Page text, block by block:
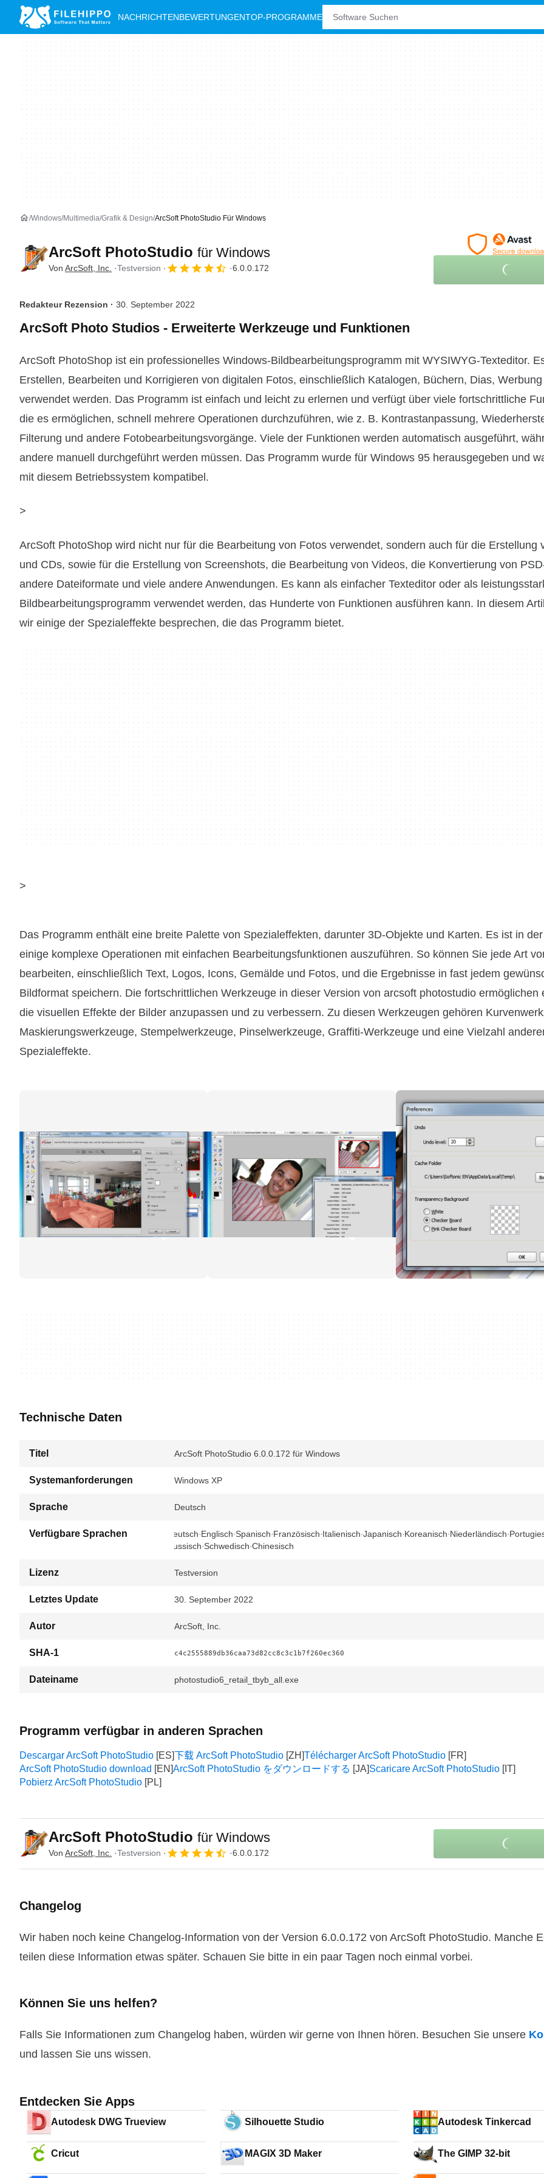
NACHRICHTENBEWERTUNGENTOP-PROGRAMME
Windows Multimedia Grafik & Design ArcSoft PhotoStudio Für Windows
ArcSoft PhotoStudio für Windows
Von ArcSoft, Inc. Testversion 6.0.0.172
Redakteur Rezension · 30. September 2022
ArcSoft Photo Studios - Erweiterte Werkzeuge und Funktionen
ArcSoft PhotoShop ist ein professionelles Windows-Bildbearbeitungsprogramm mit WYSIWYG-Texteditor.
Erstellen, Bearbeiten und Korrigieren von digitalen Fotos, einschließlich Katalogen, Büchern, Dias,
verwendet werden. Das Programm ist einfach und leicht zu erlernen und verfügt über viele fortschrittliche
die es ermöglichen, schnell mehrere Operationen durchzuführen, wie z. B. Kontrastanpassung,
Filterung und andere Fotobearbeitungsvorgänge. Viele der Funktionen werden automatisch ausgeführt,
andere manuell durchgeführt werden müssen. Das Programm wurde für Windows 95 herausgegeben und
mit diesem Betriebssystem kompatibel.
>
ArcSoft PhotoShop wird nicht nur für die Bearbeitung von Fotos verwendet, sondern auch für die Erstellung
und CDs, sowie für die Erstellung von Screenshots, die Bearbeitung von Videos, die Konvertierung von
andere Dateiformate und viele andere Anwendungen. Es kann als einfacher Texteditor oder als
Bildbearbeitungsprogramm verwendet werden, das Hunderte von Funktionen ausführen kann. In diesem
wir einige der Spezialeffekte besprechen, die das Programm bietet.
>
Das Programm enthält eine breite Palette von Spezialeffekten, darunter 3D-Objekte und Karten. Es ist in
einige komplexe Operationen mit einfachen Bearbeitungsfunktionen auszuführen. So können Sie jede Art
bearbeiten, einschließlich Text, Logos, Icons, Gemälde und Fotos, und die Ergebnisse in fast jedem
Bildformat speichern. Die fortschrittlichen Werkzeuge in dieser Version von arcsoft photostudio ermöglichen
die visuellen Effekte der Bilder anzupassen und zu verbessern. Zu diesen Werkzeugen gehören
Maskierungswerkzeuge, Stempelwerkzeuge, Pinselwerkzeuge, Graffiti-Werkzeuge und eine Vielzahl
Spezialeffekte.
Technische Daten
Titel ArcSoft PhotoStudio 6.0.0.172 für Windows
Systemanforderungen Windows XP
Sprache Deutsch
Verfügbare Sprachen Deutsch Englisch Spanisch Französisch Italienisch Japanisch Koreanisch Niederländisch
Russisch Schwedisch Chinesisch
Lizenz Testversion
Letztes Update 30. September 2022
Autor ArcSoft, Inc.
SHA-1 c4c2555889db36caa73d82cc8c3c1b7f260ec360
Dateiname photostudio6_retail_tbyb_all.exe
Programm verfügbar in anderen Sprachen
Descargar ArcSoft PhotoStudio 下载 ArcSoft PhotoStudio
Télécharger ArcSoft PhotoStudio
ArcSoft PhotoStudio download
ArcSoft PhotoStudio をダウンロードする
Scaricare ArcSoft PhotoStudio
Pobierz ArcSoft PhotoStudio
ArcSoft PhotoStudio für Windows
Von ArcSoft, Inc. Testversion 6.0.0.172
Changelog
Wir haben noch keine Changelog-Information von der Version 6.0.0.172 von ArcSoft PhotoStudio. Manche
teilen diese Information etwas später. Schauen Sie bitte in ein paar Tagen noch einmal vorbei.
Können Sie uns helfen?
Falls Sie Informationen zum Changelog haben, würden wir gerne von Ihnen hören. Besuchen Sie unsere
und lassen Sie uns wissen.
Entdecken Sie Apps
Autodesk DWG Trueview Silhouette Studio Autodesk Tinkercad
Cricut MAGIX 3D Maker The GIMP 32-bit